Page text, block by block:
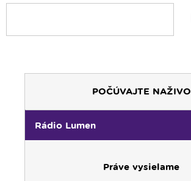
POČÚVAJTE NAŽIVO
Rádio Lumen
Práve vysielame